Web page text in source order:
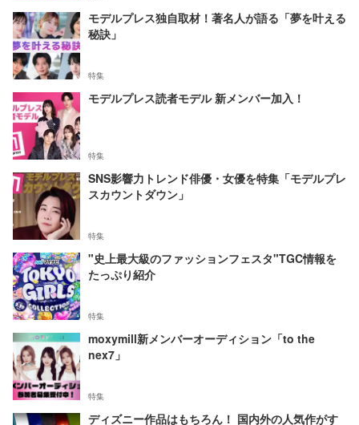
モデルプレス独自取材！著名人が語る「夢を叶える
秘訣」
特集
モデルプレス読者モデル 新メンバー加入！
特集
SNS影響力トレンド俳優・女優を特集「モデルプレ
スカウントダウン」
特集
"史上最大級のファッションフェスタ"TGC情報を
たっぷり紹介
特集
moxymill新メンバーオーディション「to the
nex7」
特集
ディズニー作品はもちろん！ 国内外の人気作がす